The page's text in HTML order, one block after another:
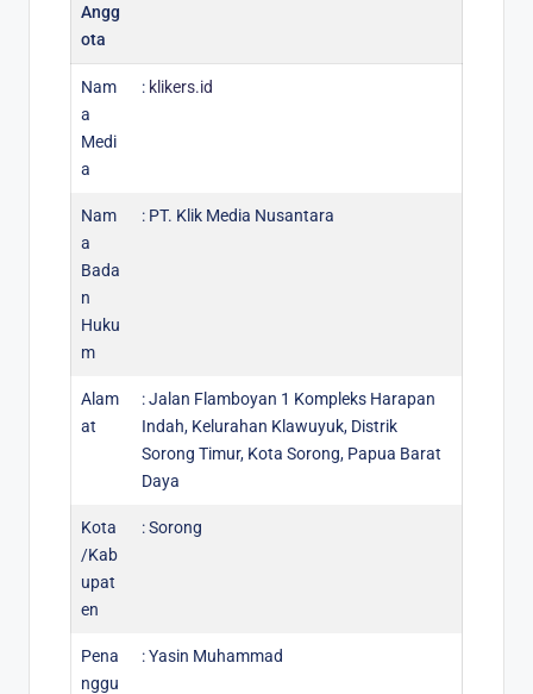
Angg
ota
Nam
a
Medi
a
: klikers.id
Nam
a
Bada
n
Huku
m
: PT. Klik Media Nusantara
Alam
at
: Jalan Flamboyan 1 Kompleks Harapan
Indah, Kelurahan Klawuyuk, Distrik
Sorong Timur, Kota Sorong, Papua Barat
Daya
Kota
/Kab
upat
en
: Sorong
Pena
nggu
: Yasin Muhammad